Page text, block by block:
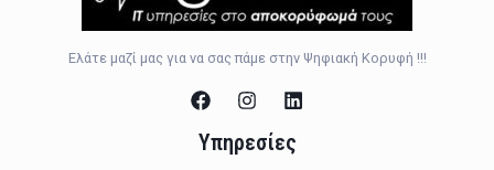
Ελάτε μαζί μας για να σας πάμε στην Ψηφιακή Κορυφή !!!
Υπηρεσίες